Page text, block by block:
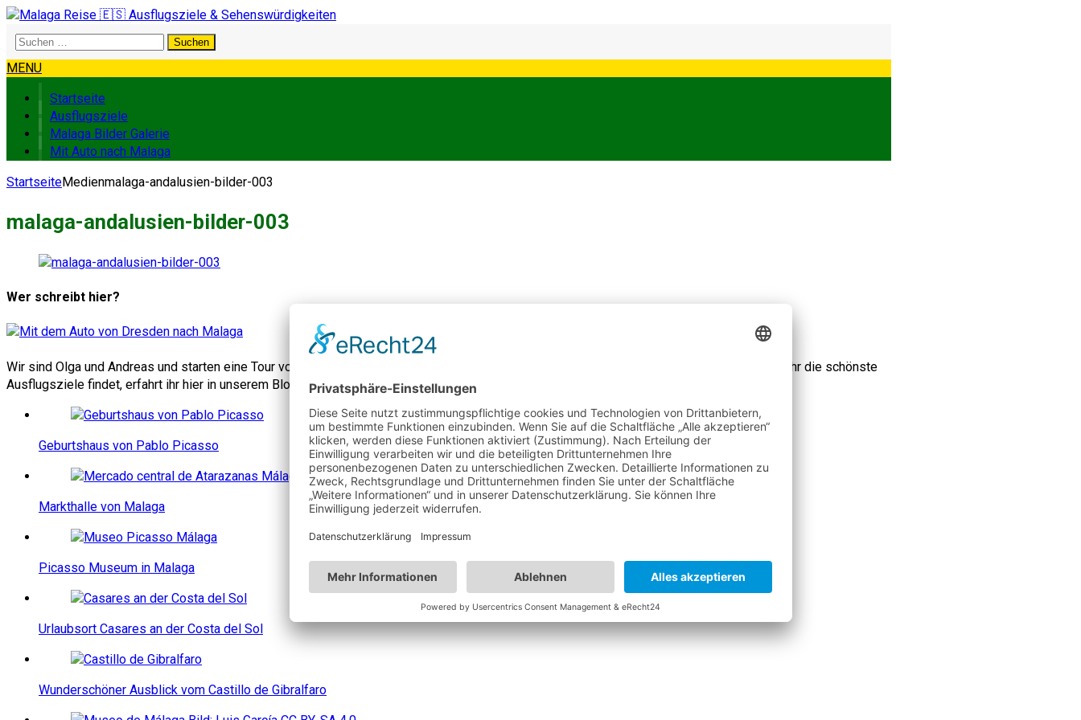
Suchen
nach:
MENU
Startseite
Ausflugsziele
Malaga Bilder Galerie
Mit Auto nach Malaga
StartseiteMedienmalaga-andalusien-bilder-003
malaga-andalusien-bilder-003
Wer schreibt hier?
Wir sind Olga und Andreas und starten eine Tour von Dresden nach Malaga mit dem Auto. Was wir auf unserer Tour so alles erleben und wo Ihr die schönste
Ausflugsziele findet, erfahrt ihr hier in unserem Blog.
Geburtshaus von Pablo Picasso
Markthalle von Malaga
Picasso Museum in Malaga
Urlaubsort Casares an der Costa del Sol
Wunderschöner Ausblick vom Castillo de Gibralfaro